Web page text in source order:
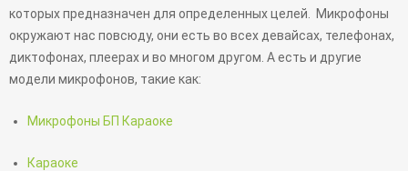
которых предназначен для определенных целей. Микрофоны
окружают нас повсюду, они есть во всех девайсах, телефонах,
диктофонах, плеерах и во многом другом. А есть и другие
модели микрофонов, такие как:
Микрофоны БП Караоке
Караоке